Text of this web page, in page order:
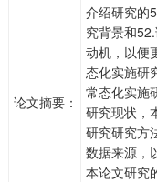
论文摘要：
介绍研究的
究背景和
动机，以便
态化实施研
常态化实施
研究现状，
研究研究方
数据来源，
本论文研究